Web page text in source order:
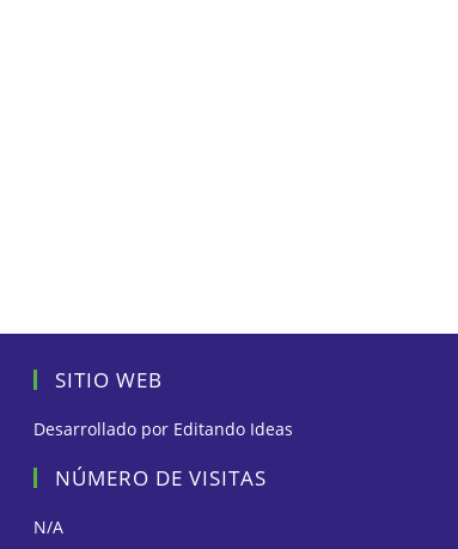
SITIO WEB
Desarrollado por Editando Ideas
NÚMERO DE VISITAS
N/A